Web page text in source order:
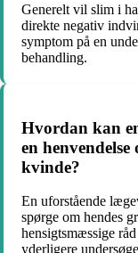
Generelt vil slim i
direkte negativ
symptom på en
behandling.
Hvordan kan
en
kvinde?
En uforstående
spørge om hendes
hensigtsmæssige
yderligere